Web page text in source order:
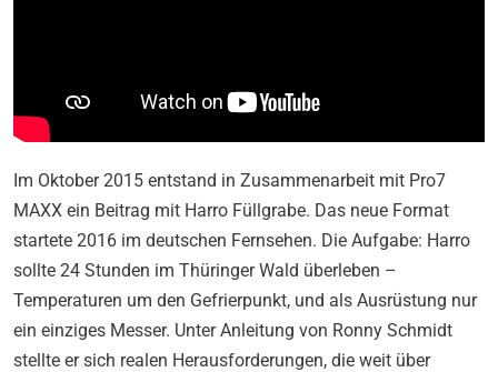
Im Oktober 2015 entstand in Zusammenarbeit mit Pro7
MAXX ein Beitrag mit Harro Füllgrabe. Das neue Format
startete 2016 im deutschen Fernsehen. Die Aufgabe: Harro
sollte 24 Stunden im Thüringer Wald überleben –
Temperaturen um den Gefrierpunkt, und als Ausrüstung nur
ein einziges Messer. Unter Anleitung von Ronny Schmidt
stellte er sich realen Herausforderungen, die weit über